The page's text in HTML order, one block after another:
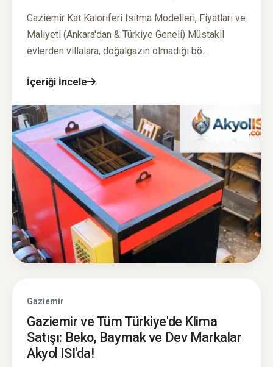
Gaziemir Kat Kaloriferi Isıtma Modelleri, Fiyatları ve
Maliyeti (Ankara'dan & Türkiye Geneli) Müstakil
evlerden villalara, doğalgazın olmadığı bö...
İçeriği İncele
Gaziemir
Gaziemir ve Tüm Türkiye'de Klima
Satışı: Beko, Baymak ve Dev Markalar
Akyol ISI'da!